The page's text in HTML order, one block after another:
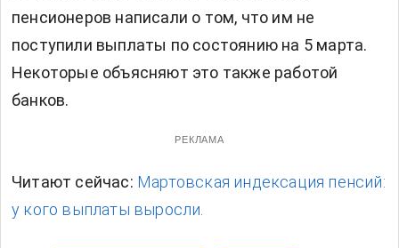
пенсионеров написали о том, что им не
поступили выплаты по состоянию на 5 марта.
Некоторые объясняют это также работой
банков.
РЕКЛАМА
Читают сейчас: Мартовская индексация пенсий:
у кого выплаты выросли.